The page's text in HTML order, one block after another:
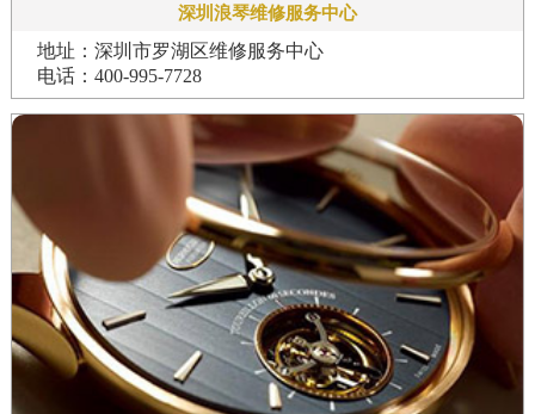
深圳浪琴维修服务中心
地址：深圳市罗湖区维修服务中心
电话：400-995-7728